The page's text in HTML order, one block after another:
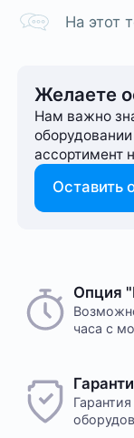
На этот
Желаете
Нам важно
ассортимент
Оставить
Опция
часа с